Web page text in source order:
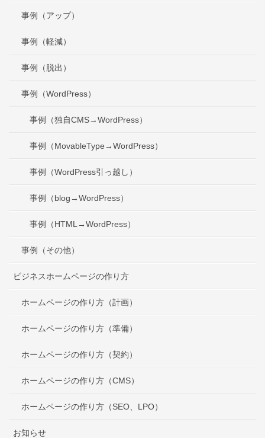
事例（アップ）
事例（軽減）
事例（脱出）
事例（WordPress）
事例（独自CMS→WordPress）
事例（MovableType→WordPress）
事例（WordPress引っ越し）
事例（blog→WordPress）
事例（HTML→WordPress）
事例（その他）
ビジネスホームページの作り方
ホームページの作り方（計画）
ホームページの作り方（準備）
ホームページの作り方（契約）
ホームページの作り方（CMS）
ホームページの作り方（SEO、LPO）
お知らせ